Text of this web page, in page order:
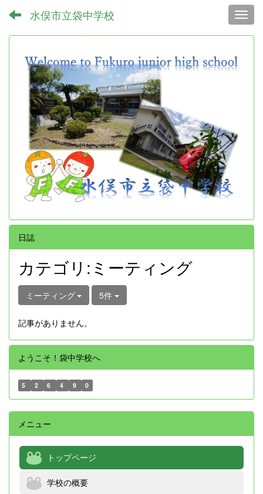
水俣市立袋中学校
日誌
カテゴリ:ミーティング
ミーティング 5件
記事がありません。
ようこそ！袋中学校へ
5 2 6 4 9 0
メニュー
トップページ
学校の概要